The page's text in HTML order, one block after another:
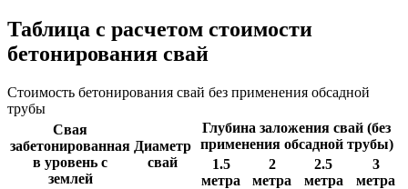
Таблица с расчетом стоимости
бетонирования свай
Стоимость бетонирования свай без применения обсадной
трубы
Свая
забетонированная
в уровень с
землей
Диаметр
свай
Глубина заложения свай (без
применения обсадной трубы)
1.5
метра
2
метра
2.5
метра
3
метра